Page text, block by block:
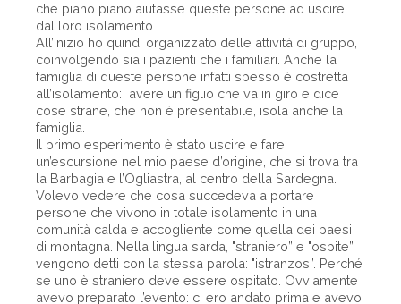
che piano piano aiutasse queste persone ad uscire
dal loro isolamento.
All’inizio ho quindi organizzato delle attività di gruppo,
coinvolgendo sia i pazienti che i familiari. Anche la
famiglia di queste persone infatti spesso è costretta
all’isolamento: avere un figlio che va in giro e dice
cose strane, che non è presentabile, isola anche la
famiglia.
Il primo esperimento è stato uscire e fare
un’escursione nel mio paese d’origine, che si trova tra
la Barbagia e l’Ogliastra, al centro della Sardegna.
Volevo vedere che cosa succedeva a portare
persone che vivono in totale isolamento in una
comunità calda e accogliente come quella dei paesi
di montagna. Nella lingua sarda, "straniero” e "ospite”
vengono detti con la stessa parola: "istranzos”. Perché
se uno è straniero deve essere ospitato. Ovviamente
avevo preparato l’evento: ci ero andato prima e avevo